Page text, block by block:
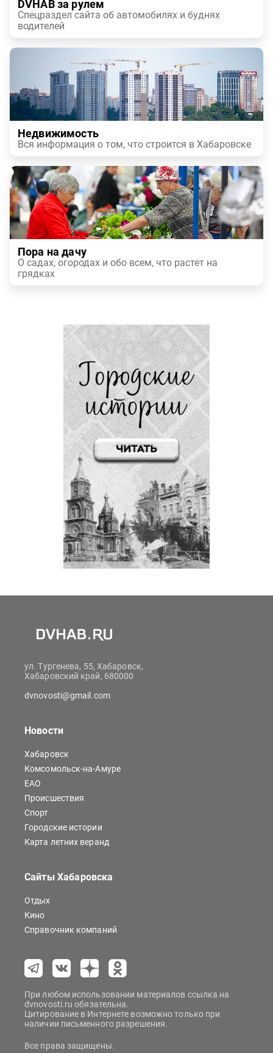
DVHAB за рулем
Спецраздел сайта об автомобилях и буднях
водителей
Недвижимость
Вся информация о том, что строится в Хабаровске
Пора на дачу
О садах, огородах и обо всем, что растет на
грядках
ул. Тургенева, 55, Хабаровск,
Хабаровский край, 680000
dvnovosti@gmail.com
Новости
Хабаровск
Комсомольск-на-Амуре
ЕАО
Происшествия
Спорт
Городские истории
Карта летних веранд
Сайты Хабаровска
Отдых
Кино
Справочник компаний
При любом использовании материалов ссылка на
dvnovosti.ru обязательна.
Цитирование в Интернете возможно только при
наличии письменного разрешения.
Все права защищены.